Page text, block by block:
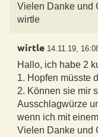
Vielen Danke und
wirtle
wirtle 14.11.19,
Hallo, ich habe 2
1. Hopfen müsste
2. Können sie mir
Ausschlagwürze
wenn ich mit
Vielen Danke und